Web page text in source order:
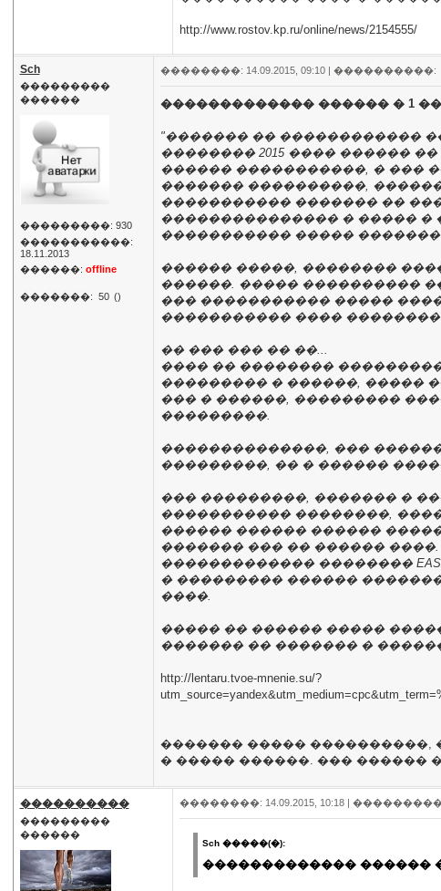
http://www.rostov.kp.ru/online/news/2154555/
Sch
���������
������
���������: 930
�����������:
18.11.2013
������: offline
�������: 50 ()
��������: 14.09.2015, 09:10 | ����������:
������������� ������ � 1
"������� �� ������������
�������� 2015 ���� ������
������ �����������, � ���
������� ����������,
����������� ������� ��
��������������� � ����� �
����������� ����� ��������
������ �����, ��������
������. ����� ����������
��� ����������� �����
����������� ����
�� ��� ��� �� ��...
���� �� ��������
��������� � ������, �����
��� � ������, ���������
���������.
��������������, ���
���������, �� � ������
��� ���������, ������� �
����������� ��������,
������ ������ ������
������� ��� �� ������ ����.
������������� ��������
� ��������� ������
����.
����� �� ������ �����
������� �� ������� �
http://lentaru.tvoe-mnenie.su/?
������� ����� ����������,
� ����� ������. ��� ������
����������
���������
������
��������: 14.09.2015, 10:18 |
Sch �����(�):
������������� ������